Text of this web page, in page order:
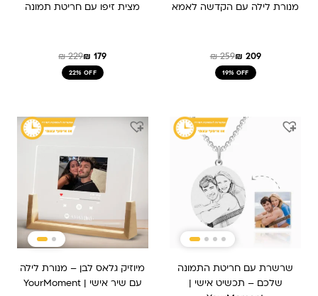
מנורת לילה עם הקדשה לאמא
₪259₪ 209
19% OFF
מצית זיפו עם חריטת תמונה
₪229₪ 179
22% OFF
שרשרת עם חריטת התמונה
שלכם – תכשיט אישי |
המחיר
המקורי
המחיר
הנוכחי
מיוזיק גלאס לבן – מנורת לילה
עם שיר אישי | YourMoment
המחיר
המחיר